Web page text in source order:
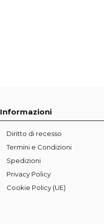
Informazioni
Diritto di recesso
Termini e Condizioni
Spedizioni
Privacy Policy
Cookie Policy (UE)